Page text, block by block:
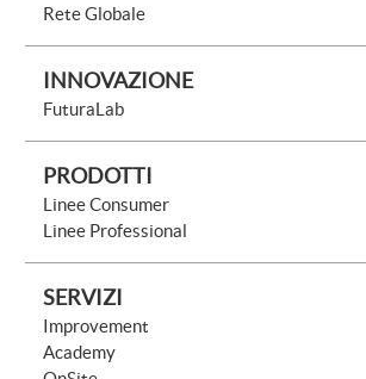
Rete Globale
INNOVAZIONE
FuturaLab
PRODOTTI
Linee Consumer
Linee Professional
SERVIZI
Improvement
Academy